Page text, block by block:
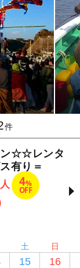
件
ン☆☆レンタ
有り＝
4%
OFF
土
15
日
16